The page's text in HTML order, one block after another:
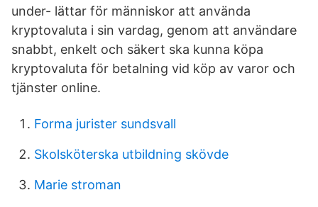
under- lättar för människor att använda
kryptovaluta i sin vardag, genom att användare
snabbt, enkelt och säkert ska kunna köpa
kryptovaluta för betalning vid köp av varor och
tjänster online.
Forma jurister sundsvall
Skolsköterska utbildning skövde
Marie stroman